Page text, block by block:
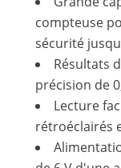
compteuse
sécurité
Résultats
précision de
Lecture
rétroéclairés